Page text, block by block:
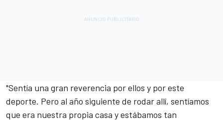
"Sentía una gran reverencia por ellos y por este
deporte. Pero al año siguiente de rodar allí, sentíamos
que era nuestra propia casa y estábamos tan